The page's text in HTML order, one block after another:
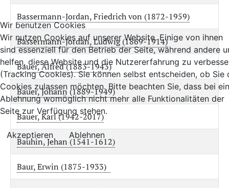
Bassermann-Jordan, Friedrich von (1872-1959)
Bassermann-Jordan, Ludwig (1869-1914)
Bauer, Alfred (1883-1943)
Bauer, Johann (1889-1949)
Bauer, Karl (1942-2017)
Bauhin, Jehan (1541-1612)
Baur, Erwin (1875-1933)
Wir benutzen Cookies
Wir nutzen Cookies auf unserer Website. Einige von ihnen
sind essenziell für den Betrieb der Seite, während andere
helfen, diese Website und die Nutzererfahrung zu
(Tracking Cookies). Sie können selbst entscheiden, ob Sie
Cookies zulassen möchten. Bitte beachten Sie, dass bei
Ablehnung womöglich nicht mehr alle Funktionalitäten der
Seite zur Verfügung stehen.
Akzeptieren Ablehnen